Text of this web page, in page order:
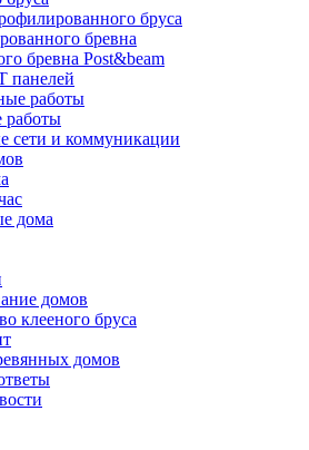
бруса
бревна
бревна Post&beam
панелей
работы
работы
сети и коммуникации
дома
домов
клееного бруса
домов